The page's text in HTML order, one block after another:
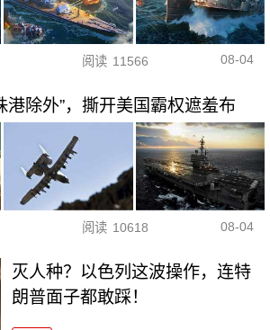
阅读 11566 08-04
港除外”，撕开美国霸权遮羞布
阅读 10618 08-04
灭人种？以色列这波操作，连特
朗普面子都敢踩！